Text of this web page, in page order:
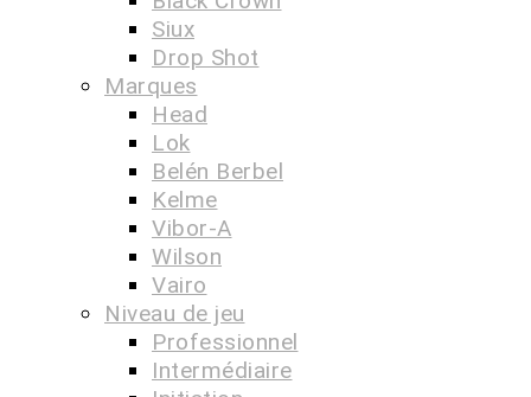
Siux
Drop Shot
Marques
Head
Lok
Belén Berbel
Kelme
Vibor-A
Wilson
Vairo
Niveau de jeu
Professionnel
Intermédiaire